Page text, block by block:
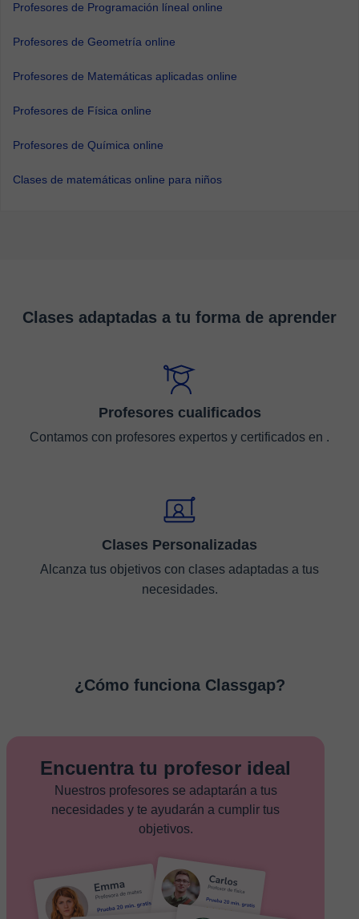
Profesores de Programación líneal online
Profesores de Geometría online
Profesores de Matemáticas aplicadas online
Profesores de Física online
Profesores de Química online
Clases de matemáticas online para niños
Clases adaptadas a tu forma de aprender
Profesores cualificados
Contamos con profesores expertos y certificados en .
Clases Personalizadas
Alcanza tus objetivos con clases adaptadas a tus
necesidades.
¿Cómo funciona Classgap?
Encuentra tu profesor ideal
Nuestros profesores se adaptarán a tus
necesidades y te ayudarán a cumplir tus
objetivos.